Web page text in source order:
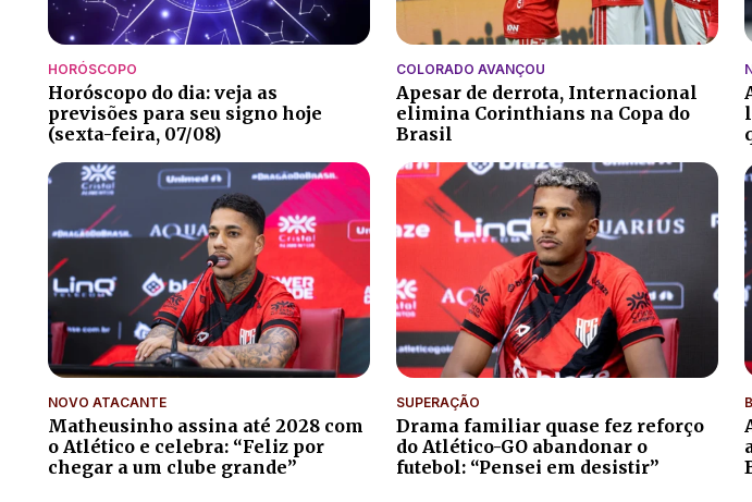
HORÓSCOPO
Horóscopo do dia: veja as
previsões para seu signo hoje
(sexta-feira, 07/08)
COLORADO AVANÇOU
Apesar de derrota, Internacional
elimina Corinthians na Copa do
Brasil
NOVO ATACANTE
Matheusinho assina até 2028 com
o Atlético e celebra: “Feliz por
chegar a um clube grande”
SUPERAÇÃO
Drama familiar quase fez reforço
do Atlético-GO abandonar o
futebol: “Pensei em desistir”